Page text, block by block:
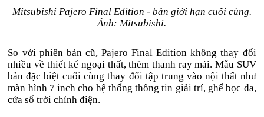
Mitsubishi Pajero Final Edition - bản giới hạn cuối cùng.
Ảnh: Mitsubishi.
So với phiên bản cũ, Pajero Final Edition không thay đổi
nhiều về thiết kế ngoại thất, thêm thanh ray mái. Mẫu SUV
bản đặc biệt cuối cùng thay đổi tập trung vào nội thất như
màn hình 7 inch cho hệ thống thông tin giải trí, ghế bọc da,
cửa sổ trời chỉnh điện.